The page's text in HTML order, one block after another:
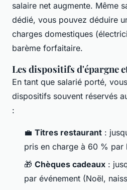
salaire net augmente. Même
dédié, vous pouvez déduire
charges domestiques
barème forfaitaire.
Les dispositifs d'épargne
En tant que salarié porté,
dispositifs souvent réservés
:
💼 Titres restaurant :
pris en charge à 60 % par
🎁 Chèques cadeaux :
par événement (Noël,